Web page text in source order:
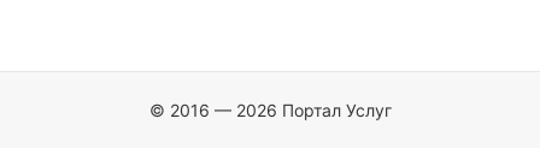
© 2016 — 2026 Портал Услуг